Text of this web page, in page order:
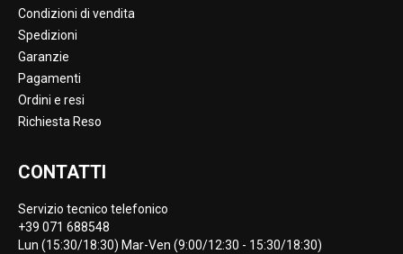
Condizioni di vendita
Spedizioni
Garanzie
Pagamenti
Ordini e resi
Richiesta Reso
CONTATTI
Servizio tecnico telefonico
+39 071 688548
Lun (15:30/18:30) Mar-Ven (9:00/12:30 - 15:30/18:30)